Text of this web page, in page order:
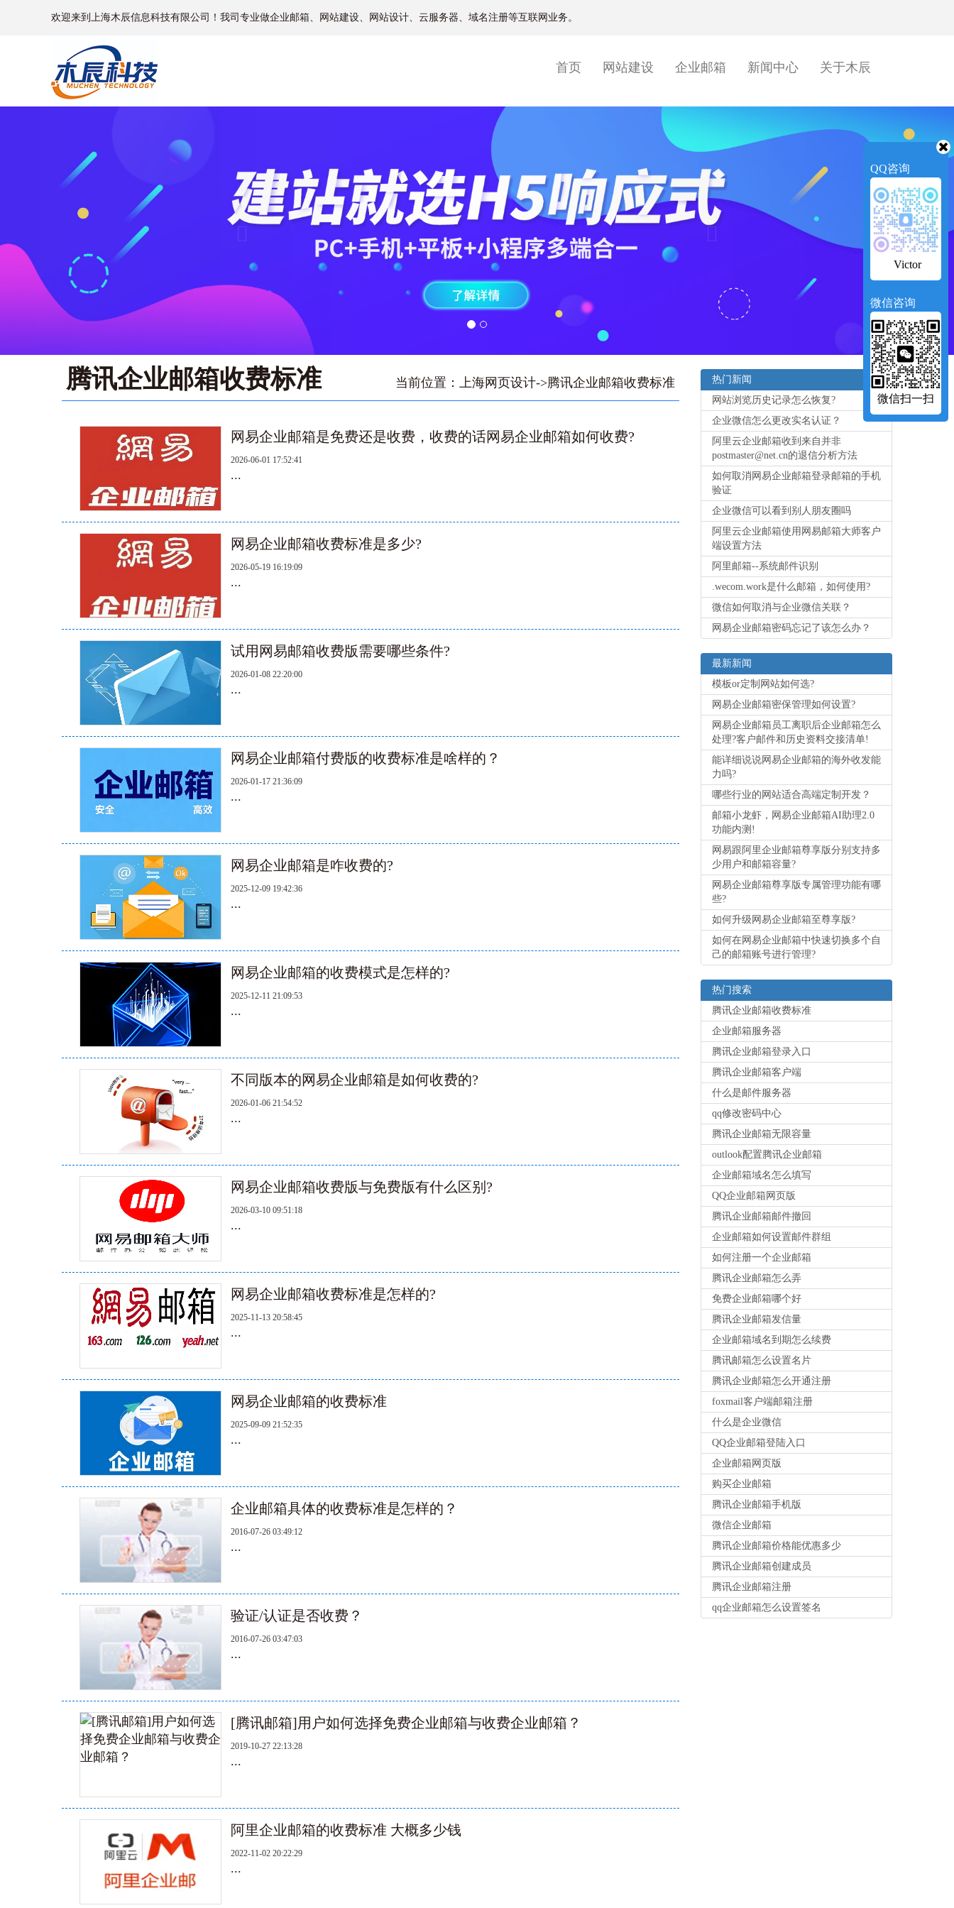
欢迎来到上海木辰信息科技有限公司！我司专业做企业邮箱、网站建设、网站设计、云服务器、域名注册等互联网业务。
首页(current)网站建设 企业邮箱 新闻中心 关于木辰
腾讯企业邮箱收费标准 当前位置： 上海网页设计->腾讯企业邮箱收费标准
网易企业邮箱是免费还是收费，收费的话网易企业邮箱如何收费?‌
2026-06-01 17:52:41
...
网易企业邮箱收费标准是多少?‌
2026-05-19 16:19:09
...
试用网易邮箱收费版需要哪些条件?
2026-01-08 22:20:00
...
网易企业邮箱付费版的收费标准是啥样的？
2026-01-17 21:36:09
...
网易企业邮箱是咋收费的?
2025-12-09 19:42:36
...
网易企业邮箱的收费模式是怎样的?
2025-12-11 21:09:53
...
不同版本的网易企业邮箱是如何收费的?
2026-01-06 21:54:52
...
网易企业邮箱收费版与免费版有什么区别?
2026-03-10 09:51:18
...
网易企业邮箱收费标准是怎样的?
2025-11-13 20:58:45
...
网易企业邮箱的收费标准
2025-09-09 21:52:35
...
企业邮箱具体的收费标准是怎样的？
2016-07-26 03:49:12
...
验证/认证是否收费？
2016-07-26 03:47:03
...
[腾讯邮箱]用户如何选择免费企业邮箱与收费企业邮箱？
2019-10-27 22:13:28
...
阿里企业邮箱的收费标准 大概多少钱
2022-11-02 20:22:29
...
热门新闻
网站浏览历史记录怎么恢复?
企业微信怎么更改实名认证？
阿里云企业邮箱收到来自并非
postmaster@net.cn的退信分析方法
如何取消网易企业邮箱登录邮箱的手机
验证
企业微信可以看到别人朋友圈吗
阿里云企业邮箱使用网易邮箱大师客户
端设置方法
阿里邮箱--系统邮件识别
.wecom.work是什么邮箱，如何使用?
微信如何取消与企业微信关联？
网易企业邮箱密码忘记了该怎么办？
最新新闻
模板or定制网站如何选?
网易企业邮箱密保管理如何设置?
网易企业邮箱员工离职后企业邮箱怎么
处理?客户邮件和历史资料交接清单!
能详细说说网易企业邮箱的海外收发能
力吗?
哪些行业的网站适合高端定制开发？
邮箱小龙虾，网易企业邮箱AI助理2.0
功能内测!
网易跟阿里企业邮箱尊享版分别支持多
少用户和邮箱容量?
网易企业邮箱尊享版专属管理功能有哪
些?
如何升级网易企业邮箱至尊享版?
如何在网易企业邮箱中快速切换多个自
己的邮箱账号进行管理?
热门搜索
腾讯企业邮箱收费标准
企业邮箱服务器
腾讯企业邮箱登录入口
腾讯企业邮箱客户端
什么是邮件服务器
qq修改密码中心
腾讯企业邮箱无限容量
outlook配置腾讯企业邮箱
企业邮箱域名怎么填写
QQ企业邮箱网页版
腾讯企业邮箱邮件撤回
企业邮箱如何设置邮件群组
如何注册一个企业邮箱
腾讯企业邮箱怎么弄
免费企业邮箱哪个好
腾讯企业邮箱发信量
企业邮箱域名到期怎么续费
腾讯邮箱怎么设置名片
腾讯企业邮箱怎么开通注册
foxmail客户端邮箱注册
什么是企业微信
QQ企业邮箱登陆入口
企业邮箱网页版
购买企业邮箱
腾讯企业邮箱手机版
微信企业邮箱
腾讯企业邮箱价格能优惠多少
腾讯企业邮箱创建成员
腾讯企业邮箱注册
qq企业邮箱怎么设置签名
QQ咨询
Victor
微信咨询
微信扫一扫